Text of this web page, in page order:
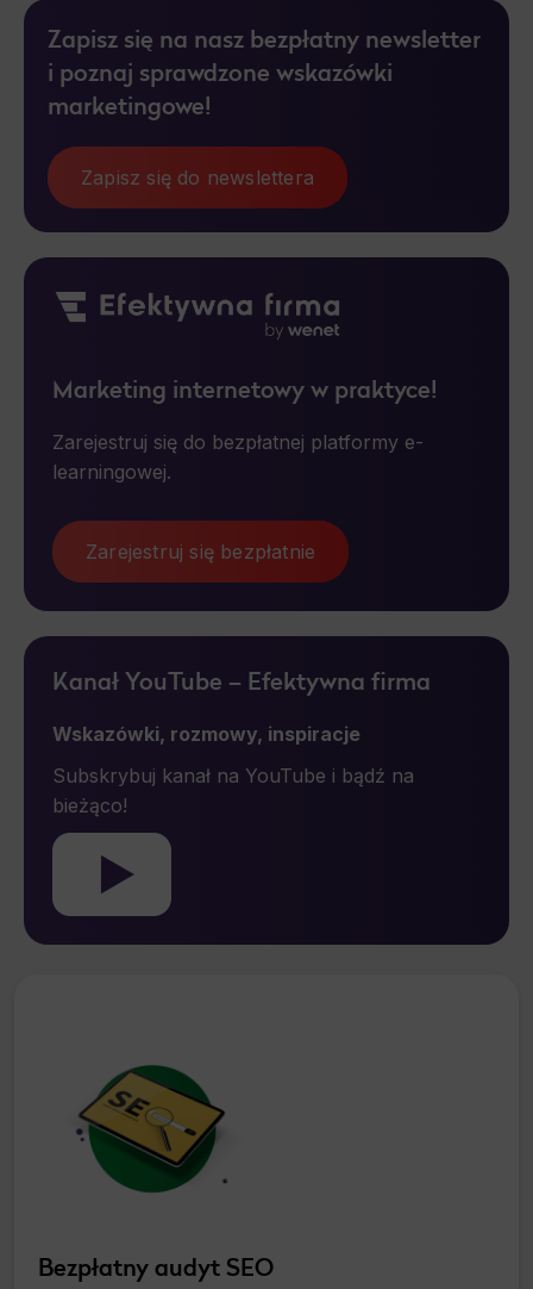
Necessary
Necessary scripts and data stored on the end device contribute to the security and usability of the website by enabling secure
access to basic functions such as site navigation and access to specific areas of the website. The website cannot be
properly displayed without this group.
This is data used to personalize your use of our website and to remember choices you make while using our website. For
example, we may use functional cookies to remember your language preferences or to remember your login information, making it
easier for you to use the site.
Analytics
Scripts and data used to collect information to analyze site traffic and how users use the site, how they came to the site, and
to create aggregate demographic statistics about users. Analytical cookies and similar technologies allow us to measure the
effectiveness of actions taken and content presented.
Scope responsible for displaying personalized ads that may be of interest to the user based on browsing history and habits
and demographic criteria. Also, third-party files that, in conjunction with files installed while browsing other websites, profile the
user, providing him or her with the marketing, advertising and retargeting content deemed most appropriate.
Marketing internetowy w praktyce!
Zarejestruj się do bezpłatnej platformy e-
learningowej.
Zarejestruj się bezpłatnie
Kanał YouTube – Efektywna firma
Wskazówki, rozmowy, inspiracje
Subskrybuj kanał na YouTube i bądź na
bieżąco!
Bezpłatny audyt SEO
Zapisz się na nasz bezpłatny newsletter
i poznaj sprawdzone wskazówki
marketingowe!
Zapisz się do newslettera